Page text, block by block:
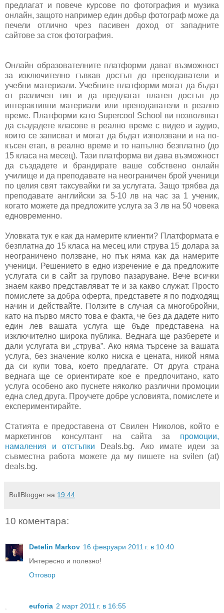
предлагат и повече курсове по фотография и музика
онлайн, защото например един добър фотограф може да
печели отлично чрез пасивен доход от западните
сайтове за сток фотография.
Онлайн образователните платформи дават възможност
за изключително гъвкав достъп до преподаватели и
учебни материали. Учебните платформи могат да бъдат
от различен тип и да предлагат платен достъп до
интерактивни материали или преподаватели в реално
време. Платформи като Supercool School ви позволяват
да създадете класове в реално време с видео и аудио,
които се записват и могат да бъдат използвани и на по-
късен етап, в реално време и то напълно безплатно (до
15 класа на месец). Тази платформа ви дава възможност
да създадете и брандирате ваше собствено онлайн
училище и да преподавате на неограничен брой ученици
по целия свят таксувайки ги за услугата. Защо трябва да
преподавате английски за 5-10 лв на час за 1 ученик,
когато можете да предложите услуга за 3 лв на 50 човека
едновременно.
Уловката тук е как да намерите клиенти? Платформата е
безплатна до 15 класа на месец или струва 15 долара за
неограничено ползване, но пък няма как да намерите
ученици. Решението в едно изречение е да предложите
услугата си в сайт за групово пазаруване. Вече всички
знаем какво представляват те и за какво служат. Просто
помислете за добра оферта, представете я по подходящ
начин и действайте. Ползите в случая са многобройни,
като на първо място това е факта, че без да дадете нито
един лев вашата услуга ще бъде представена на
изключително широка публика. Веднага ще разберете и
дали услугата ви „струва”. Ако няма търсене за вашата
услуга, без значение колко ниска е цената, никой няма
да си купи това, което предлагате. От друга страна
веднага ще се ориентирате кое е предпочитано, като
услуга особено ако пуснете няколко различни промоции
една след друга. Проучете добре условията, помислете и
експериментирайте.
Статията е предоставена от Свилен Николов, който е
маркетингов консултант на сайта за промоции,
намаления и отстъпки Deals.bg. Ако имате идеи за
съвместна работа можете да му пишете на svilen (at)
deals.bg.
BullBlogger на 19:44
10 коментара:
Detelin Markov 16 февруари 2011 г. в 10:40
Интересно и полезно!
Отговор
euforia 2 март 2011 г. в 16:55